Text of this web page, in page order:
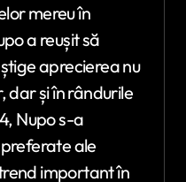
mereu în
a reușit să
aprecierea nu
dar și în rândurile
Nupo s-a
ale
important în